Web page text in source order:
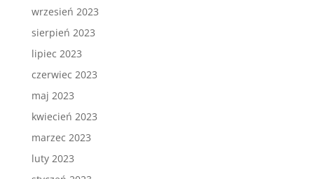
wrzesień 2023
sierpień 2023
lipiec 2023
czerwiec 2023
maj 2023
kwiecień 2023
marzec 2023
luty 2023